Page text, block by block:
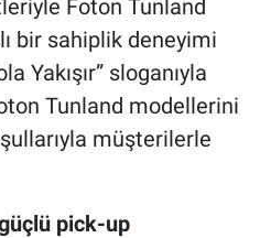
Foton Tunland
bir sahiplik deneyimi
Yakışır” sloganıyla
Tunland modellerini
müşterilerle
pick-up